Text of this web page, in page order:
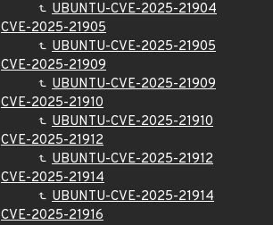
UBUNTU-CVE-2025-21904
CVE-2025-21905
UBUNTU-CVE-2025-21905
CVE-2025-21909
UBUNTU-CVE-2025-21909
CVE-2025-21910
UBUNTU-CVE-2025-21910
CVE-2025-21912
UBUNTU-CVE-2025-21912
CVE-2025-21914
UBUNTU-CVE-2025-21914
CVE-2025-21916